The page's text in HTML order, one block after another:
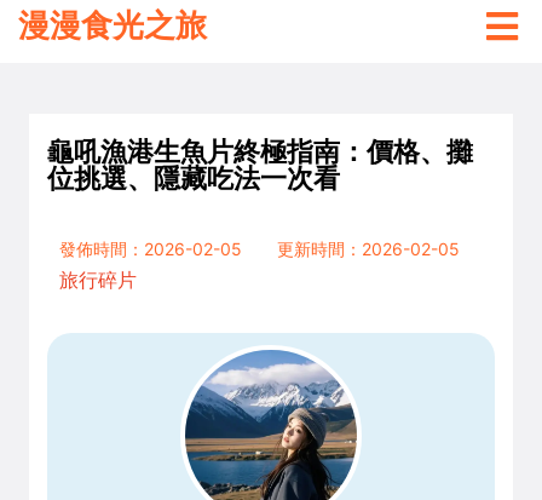
漫漫食光之旅
龜吼漁港生魚片終極指南：價格、攤
位挑選、隱藏吃法一次看
發佈時間：2026-02-05
更新時間：2026-02-05
旅行碎片